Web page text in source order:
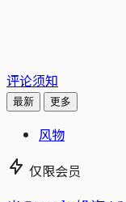
评论须知
最新 更多
风物
仅限会员